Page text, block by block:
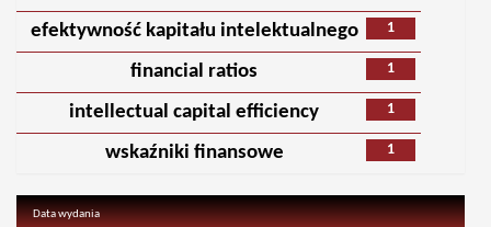
1
efektywność kapitału intelektualnego
1
financial ratios
1
intellectual capital efficiency
1
wskaźniki finansowe
Data wydania